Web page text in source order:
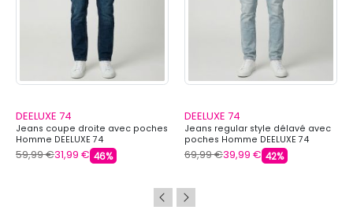
DEELUXE 74
Jeans coupe droite avec poches
Homme DEELUXE 74
59,99 €31,99 € 46%
DEELUXE 74
Jeans regular style délavé avec
poches Homme DEELUXE 74
69,99 €39,99 € 42%